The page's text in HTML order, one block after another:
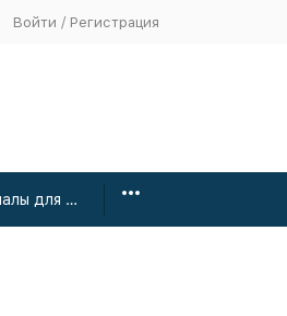
Войти / Регистрация
Материалы для монтажа